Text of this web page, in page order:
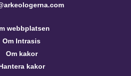
webbplatsen
Om Intrasis
Om kakor
kakor